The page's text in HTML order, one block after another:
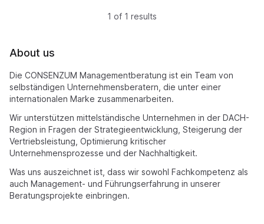
1 of 1 results
About us
Die CONSENZUM Managementberatung ist ein Team von
selbständigen Unternehmensberatern, die unter einer
internationalen Marke zusammenarbeiten.
Wir unterstützen mittelständische Unternehmen in der DACH-
Region in Fragen der Strategieentwicklung, Steigerung der
Vertriebsleistung, Optimierung kritischer
Unternehmensprozesse und der Nachhaltigkeit.
Was uns auszeichnet ist, dass wir sowohl Fachkompetenz als
auch Management- und Führungserfahrung in unserer
Beratungsprojekte einbringen.